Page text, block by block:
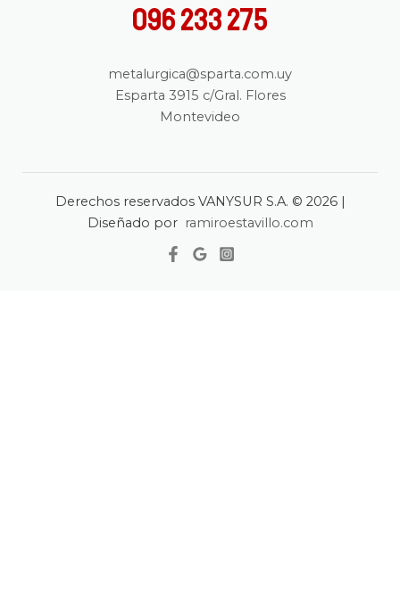
096 233 275
metalurgica@sparta.com.uy
Esparta 3915 c/Gral. Flores
Montevideo
Derechos reservados VANYSUR S.A. © 2026 |
Diseñado por ramiroestavillo.com